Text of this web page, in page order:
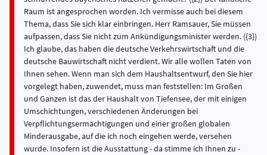
Raum ist angesprochen worden. Ich vermisse auch bei diesem
Thema, dass Sie sich klar einbringen. Herr Ramsauer, Sie müssen
aufpassen, dass Sie nicht zum Ankündigungsminister werden. ({3})
Ich glaube, das haben die deutsche Verkehrswirtschaft und die
deutsche Bauwirtschaft nicht verdient. Wir alle wollen Taten von
Ihnen sehen. Wenn man sich dem Haushaltsentwurf, den Sie hier
vorgelegt haben, zuwendet, muss man feststellen: Im Großen
und Ganzen ist das der Haushalt von Tiefensee, der mit einigen
Umschichtungen, verschiedenen Änderungen bei
Verpflichtungsermächtigungen und einer großen globalen
Minderausgabe, auf die ich noch eingehen werde, versehen
wurde. Insofern ist die Ausstattung - da stimme ich Ihnen zu -